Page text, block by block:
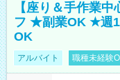
【座り＆手作業
フ ★副業OK ★週
OK
アルバイト 職種未経験